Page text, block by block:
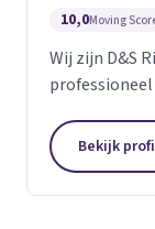
10,0Moving
Wij zijn D&S
klanten zo
kunnen zijn....
Bekijk